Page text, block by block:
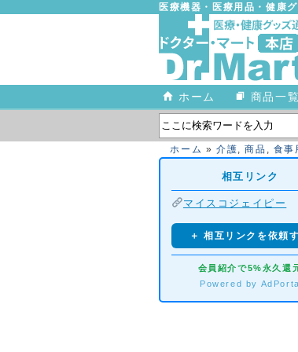
医療機器・医療用品・健康
ホーム 商品一覧
ホーム » 介護,商品 , 食事
相互リンク
マイスコジェイピー
＋ 相互リンクを依頼
会員紹介で5%永久還
Powered by AdPorta